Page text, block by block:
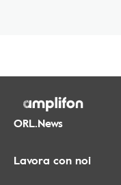
ORL.News
Lavora con noi